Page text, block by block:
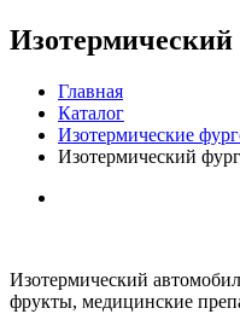
Изотермический
Главная
Каталог
Изотермические
Изотермический
Изотермический
фрукты, медицинские